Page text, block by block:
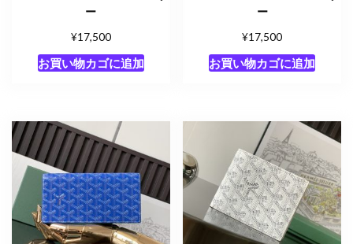
ー
¥17,500
お買い物カゴに追加
ー
¥17,500
お買い物カゴに追加